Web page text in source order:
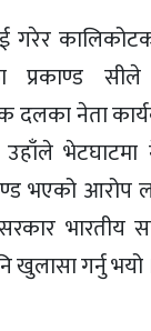
गरेर
प्रकाण्ड सीले
दलका नेता
भएको आरोप
भारतीय
खुलासा गर्नु भयो